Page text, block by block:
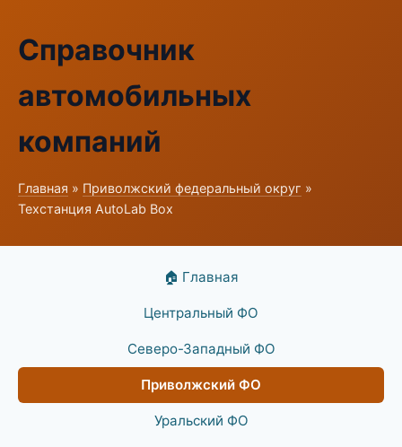
Справочник
автомобильных
компаний
Главная » Приволжский федеральный округ »
Техстанция AutoLab Box
🏠 Главная
Центральный ФО
Северо-Западный ФО
Приволжский ФО
Уральский ФО